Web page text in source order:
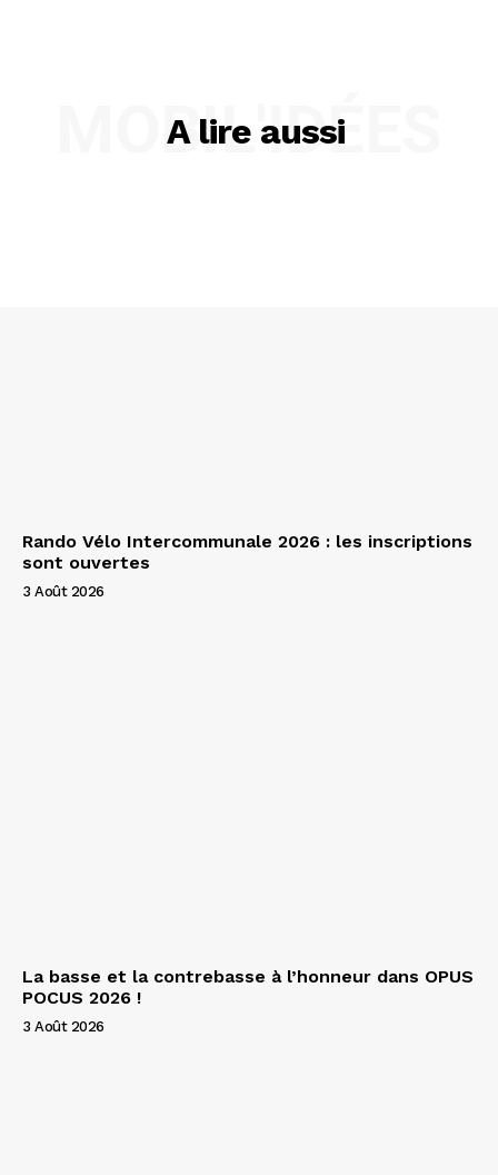
A lire aussi
MOBIL'IDÉES
Rando Vélo Intercommunale 2026 : les inscriptions
sont ouvertes
3 Août 2026
La basse et la contrebasse à l’honneur dans OPUS
POCUS 2026 !
3 Août 2026